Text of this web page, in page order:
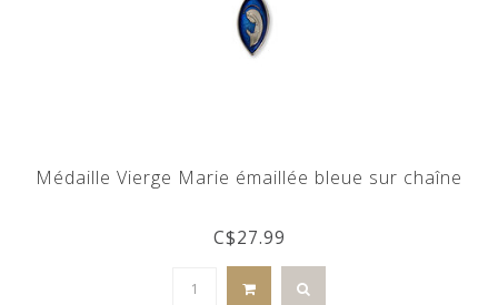
Médaille Vierge Marie émaillée bleue sur chaîne
C$27.99